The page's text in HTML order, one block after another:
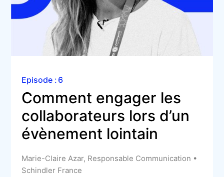
Episode : 6
Comment engager les
collaborateurs lors d’un
évènement lointain
Marie-Claire Azar, Responsable Communication •
Schindler France